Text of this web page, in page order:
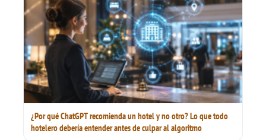
¿Por qué ChatGPT recomienda un hotel y no otro? Lo que todo
hotelero debería entender antes de culpar al algoritmo